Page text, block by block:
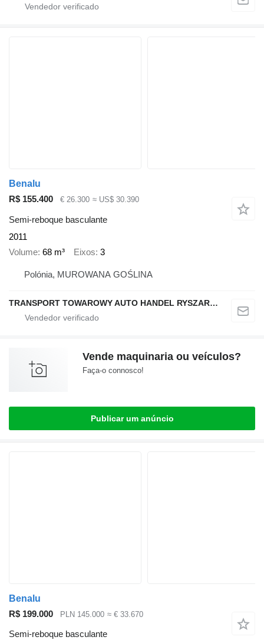
Benalu
R$ 155.400
€ 26.300 ≈ US$ 30.390
Semi-reboque basculante
2011
Volume 68 m³ Eixos 3
Polónia, MUROWANA GOŚLINA
TRANSPORT TOWAROWY AUTO HANDEL RYSZARD NOWAK
Vende maquinaria ou veículos?
Faça-o connosco!
Publicar um anúncio
Benalu
R$ 199.000
PLN 145.000 ≈ € 33.670
Semi-reboque basculante